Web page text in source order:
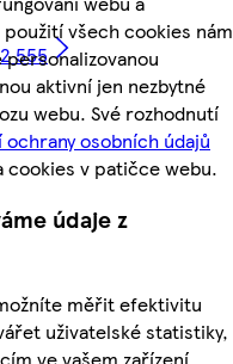
všech cookies nám
aktivní jen nezbytné
webu. Své rozhodnutí
ochrany osobních údajů
cookies v patičce webu.
údaje z
měřit efektivitu
uživatelské statistiky,
555